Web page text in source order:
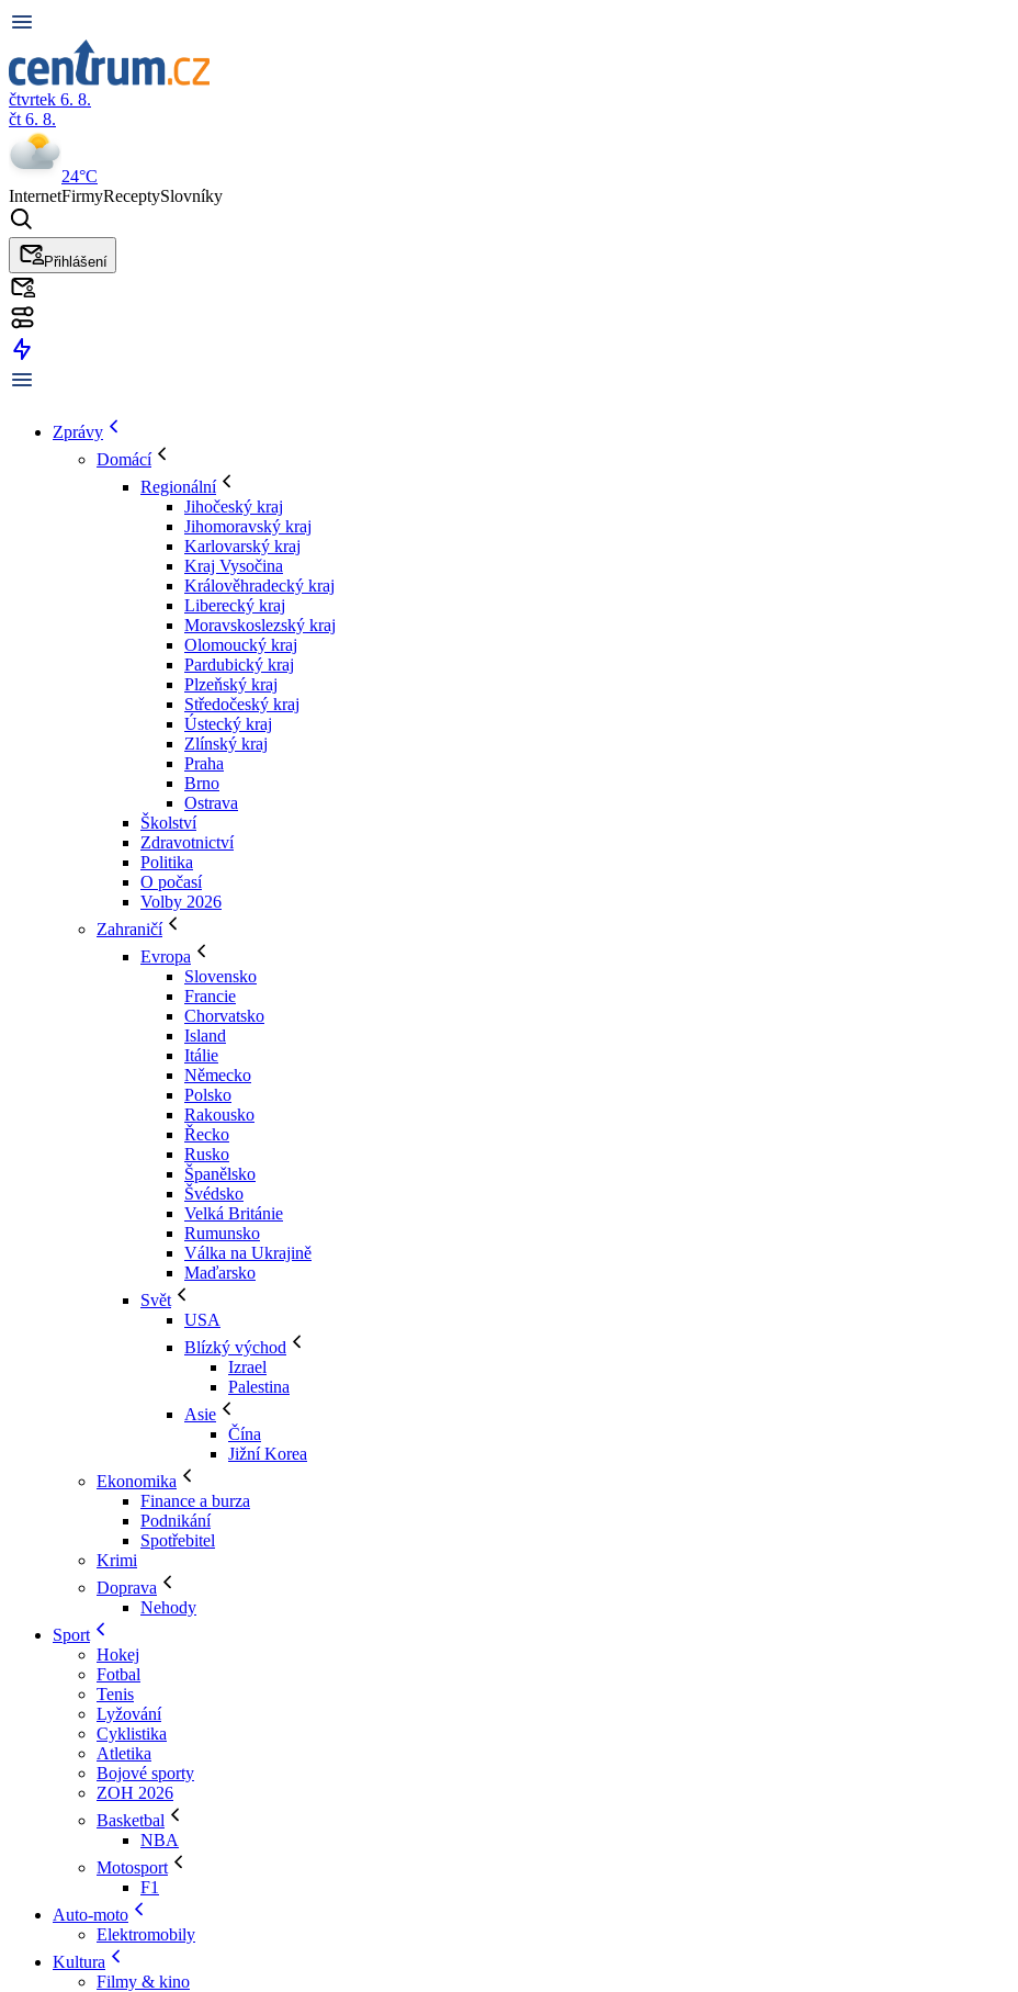
čtvrtek 6. 8.
čt 6. 8.
24°C
InternetFirmyReceptySlovníky
Přihlášení
Zprávy
Domácí
Regionální
Jihočeský kraj
Jihomoravský kraj
Karlovarský kraj
Kraj Vysočina
Králověhradecký kraj
Liberecký kraj
Moravskoslezský kraj
Olomoucký kraj
Pardubický kraj
Plzeňský kraj
Středočeský kraj
Ústecký kraj
Zlínský kraj
Praha
Brno
Ostrava
Školství
Zdravotnictví
Politika
O počasí
Volby 2026
Zahraničí
Evropa
Slovensko
Francie
Chorvatsko
Island
Itálie
Německo
Polsko
Rakousko
Řecko
Rusko
Španělsko
Švédsko
Velká Británie
Rumunsko
Válka na Ukrajině
Maďarsko
Svět
USA
Blízký východ
Izrael
Palestina
Asie
Čína
Jižní Korea
Ekonomika
Finance a burza
Podnikání
Spotřebitel
Krimi
Doprava
Nehody
Sport
Hokej
Fotbal
Tenis
Lyžování
Cyklistika
Atletika
Bojové sporty
ZOH 2026
Basketbal
NBA
Motosport
F1
Auto-moto
Elektromobily
Kultura
Filmy & kino